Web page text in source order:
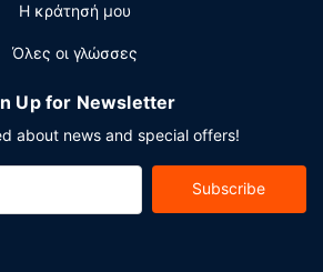
Η κράτησή μου
Όλες οι γλώσσες
Up for Newsletter
about news and special offers!
Subscribe